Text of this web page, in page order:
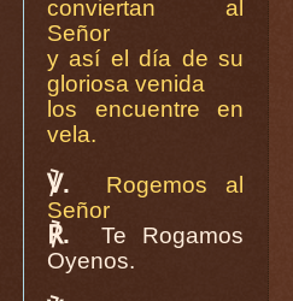
conviertan al
Señor
y así el día de su
gloriosa venida
los encuentre en
vela.
℣.
Rogemos al
Señor
℟.
Te Rogamos
Oyenos.